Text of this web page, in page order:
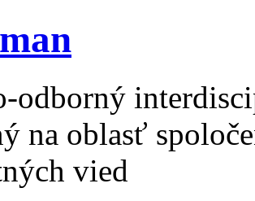
odborný
na oblasť
vied